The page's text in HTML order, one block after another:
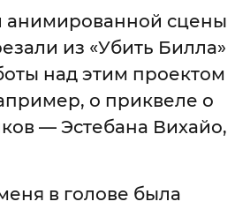
анимированной сцены
из «Убить Билла»
над этим проектом
о приквеле о
— Эстебана Вихайо,
в голове была